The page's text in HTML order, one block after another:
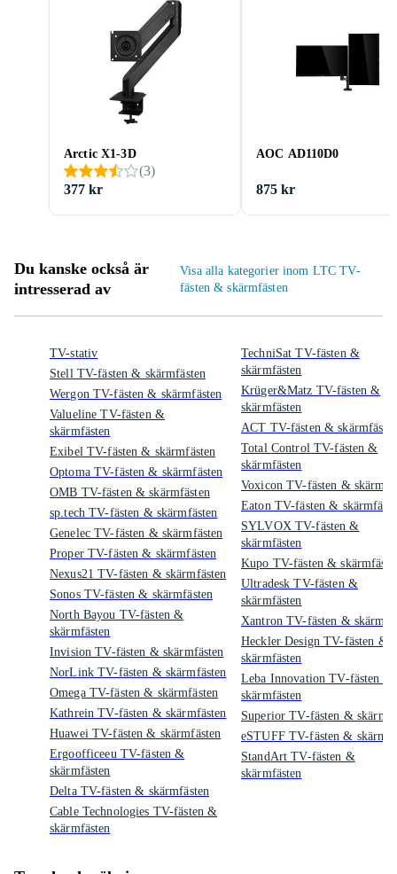
Arctic X1-3D
(3)
377 kr
AOC AD110D0
875 kr
Du kanske också är
intresserad av
Visa alla kategorier inom LTC TV-
fästen & skärmfästen
TV-stativ
Stell TV-fästen & skärmfästen
Wergon TV-fästen & skärmfästen
Valueline TV-fästen &
skärmfästen
Exibel TV-fästen & skärmfästen
Optoma TV-fästen & skärmfästen
OMB TV-fästen & skärmfästen
sp.tech TV-fästen & skärmfästen
Genelec TV-fästen & skärmfästen
Proper TV-fästen & skärmfästen
Nexus21 TV-fästen & skärmfästen
Sonos TV-fästen & skärmfästen
North Bayou TV-fästen &
skärmfästen
Invision TV-fästen & skärmfästen
NorLink TV-fästen & skärmfästen
Omega TV-fästen & skärmfästen
Kathrein TV-fästen & skärmfästen
Huawei TV-fästen & skärmfästen
Ergoofficeeu TV-fästen &
skärmfästen
Delta TV-fästen & skärmfästen
Cable Technologies TV-fästen &
skärmfästen
TechniSat TV-fästen &
skärmfästen
Krüger&Matz TV-fästen &
skärmfästen
ACT TV-fästen &
Total Control TV-fästen &
skärmfästen
Voxicon TV-fästen &
Eaton TV-fästen &
SYLVOX TV-fästen &
skärmfästen
Kupo TV-fästen &
Ultradesk TV-fästen &
skärmfästen
Xantron TV-fästen &
Heckler Design TV-fästen &
skärmfästen
Leba Innovation TV-fästen &
skärmfästen
Superior TV-fästen &
eSTUFF TV-fästen &
StandArt TV-fästen &
skärmfästen